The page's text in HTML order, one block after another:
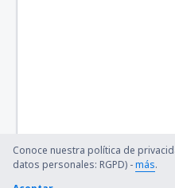
Conoce nuestra política de
datos personales: RGPD) -más.